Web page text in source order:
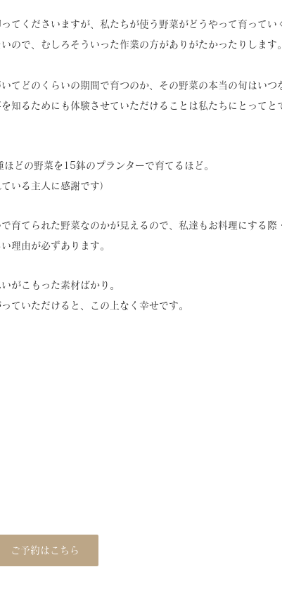
てくださいますが、私たちが使う野菜がどうやって育ってい
ので、むしろそういった作業の方がありがたかったりします
てどのくらいの期間で育つのか、その野菜の本当の旬はいつ
知るためにも体験させていただけることは私たちにとってと
どの野菜を15鉢のプランターで育てるほど。
いる主人に感謝です）
育てられた野菜なのかが見えるので、私達もお料理にする際
理由が必ずあります。
がこもった素材ばかり。
ていただけると、この上なく幸せです。
ご予約はこちら